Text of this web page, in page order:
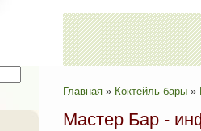
Главная » Коктейль бары »
Мастер Бар -